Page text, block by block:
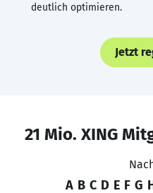
deutlich optimieren.
Jetzt
21 Mio. XING
A B C D E F G